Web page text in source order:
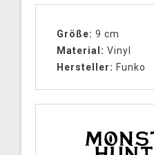
Größe: 9 cm
Material: Vinyl
Hersteller: Funko